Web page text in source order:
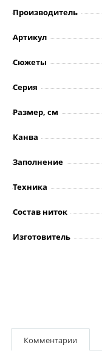
Производитель
Артикул
Сюжеты
Серия
Размер, см
Канва
Заполнение
Техника
Состав ниток
Изготовитель
Комментарии